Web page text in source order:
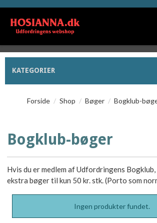
KATEGORIER
Forside / Shop / Bøger / Bogklub-
Bogklub-bøger
Hvis du er medlem af Udfordringens
ekstra bøger til kun 50 kr. stk. (Porto som
Ingen produkter fundet.